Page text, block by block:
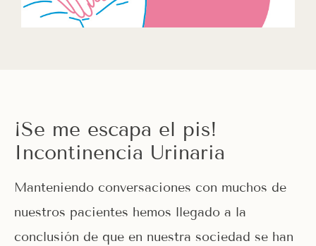
¡Se me escapa el pis!
Incontinencia Urinaria
Manteniendo conversaciones con muchos de
nuestros pacientes hemos llegado a la
conclusión de que en nuestra sociedad se han